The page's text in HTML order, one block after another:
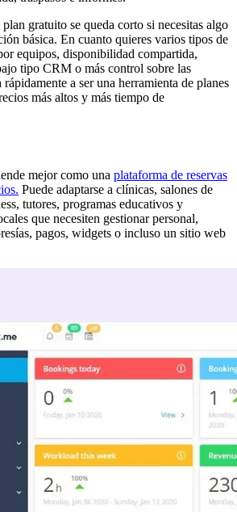
gratuito se queda corto si necesitas algo
básica. En cuanto quieres varios tipos de
equipos, disponibilidad compartida,
tipo CRM o más control sobre las
a ser una herramienta de planes
más altos y más tiempo de
mejor como una plataforma de reservas
Puede adaptarse a clínicas, salones de
tutores, programas educativos y
que necesiten gestionar personal,
pagos, widgets o incluso un sitio web